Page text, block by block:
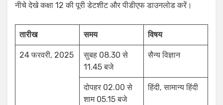
नीचे देखे कक्षा 12 की पूरी डेटशीट और पीडीएफ डाउनलोड करें।
तारीख समय विषय
24 फरवरी, 2025
सुबह 08.30 से
11.45 बजे
सैन्य विज्ञान
दोपहर 02.00 से
शाम 05.15 बजे
हिंदी, सामान्य हिंदी